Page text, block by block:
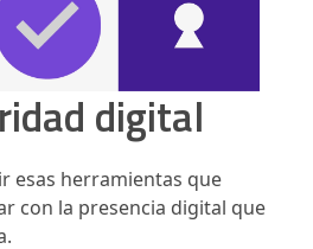
digital
esas herramientas que
con la presencia digital que